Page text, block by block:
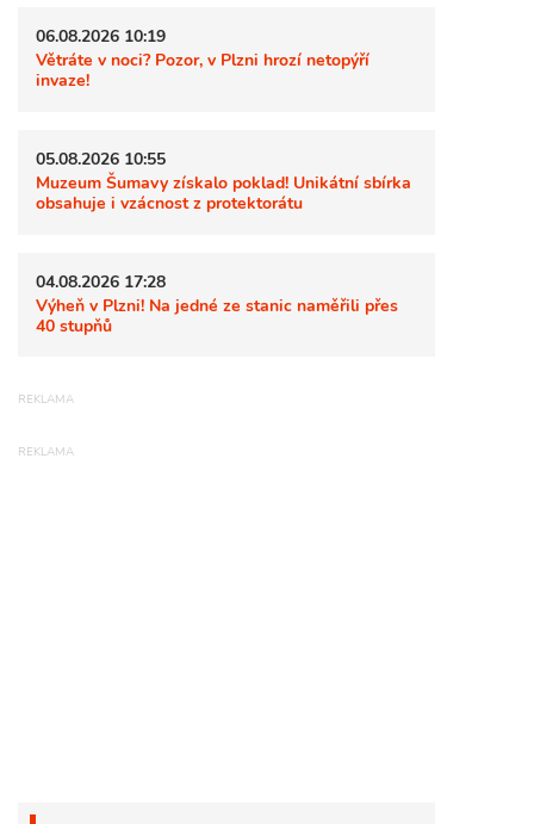
06.08.2026 10:19
Větráte v noci? Pozor, v Plzni hrozí netopýří
invaze!
05.08.2026 10:55
Muzeum Šumavy získalo poklad! Unikátní sbírka
obsahuje i vzácnost z protektorátu
04.08.2026 17:28
Výheň v Plzni! Na jedné ze stanic naměřili přes
40 stupňů